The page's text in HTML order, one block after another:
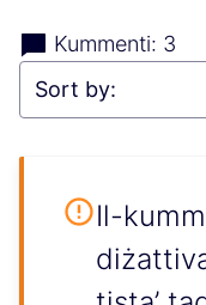
Kummenti: 3
Il-